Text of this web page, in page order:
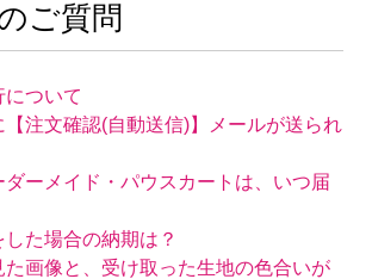
ご質問
ついて
【注文確認(自動送信)】メールが送られ
ーメイド・パウスカートは、いつ届
た場合の納期は？
た画像と、受け取った生地の色合いが